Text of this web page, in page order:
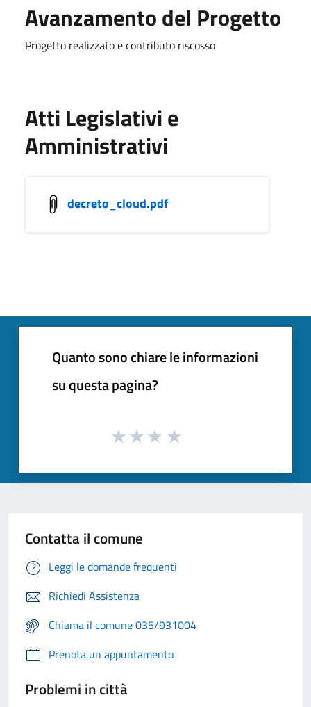
Avanzamento del Progetto
Progetto realizzato e contributo riscosso
Atti Legislativi e
Amministrativi
decreto_cloud.pdf
Quanto sono chiare le informazioni
su questa pagina?
Contatta il comune
Leggi le domande frequenti
Richiedi Assistenza
Chiama il comune 035/931004
Prenota un appuntamento
Problemi in città